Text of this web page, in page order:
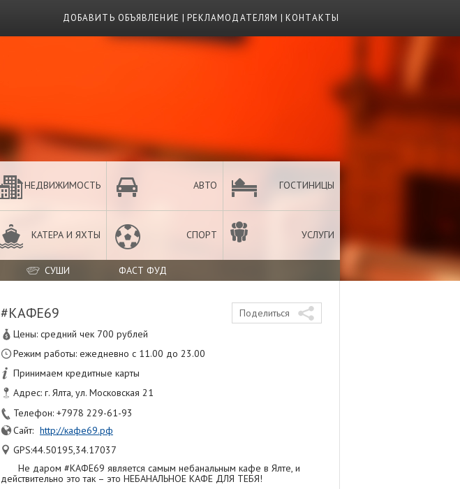
ДОБАВИТЬ ОБЪЯВЛЕНИЕ | РЕКЛАМОДАТЕЛЯМ | КОНТАКТЫ
НЕДВИЖИМОСТЬ АВТО ГОСТИНИЦЫ
КАТЕРА И ЯХТЫ СПОРТ УСЛУГИ
СУШИ ФАСТ ФУД
Поделиться
#КАФЕ69
Цены: средний чек 700 рублей
Режим работы: ежедневно с 11.00 до 23.00
Принимаем кредитные карты
Адрес: г. Ялта, ул. Московская 21
Телефон: +7978 229-61-93
Сайт: http://кафе69.рф
GPS:44.50195,34.17037
Не даром #КАФЕ69 является самым небанальным кафе в Ялте, и
действительно это так – это НЕБАНАЛЬНОЕ КАФЕ ДЛЯ ТЕБЯ!